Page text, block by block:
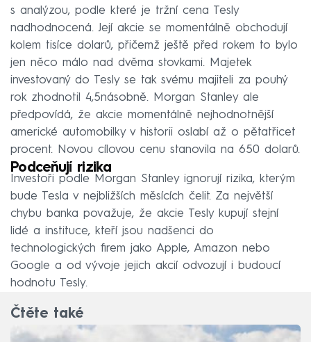
s analýzou, podle které je tržní cena Tesly
nadhodnocená. Její akcie se momentálně obchodují
kolem tisíce dolarů, přičemž ještě před rokem to bylo
jen něco málo nad dvěma stovkami. Majetek
investovaný do Tesly se tak svému majiteli za pouhý
rok zhodnotil 4,5násobně. Morgan Stanley ale
předpovídá, že akcie momentálně nejhodnotnější
americké automobilky v historii oslabí až o pětatřicet
procent. Novou cílovou cenu stanovila na 650 dolarů.
Podceňují rizika
Investoři podle Morgan Stanley ignorují rizika, kterým
bude Tesla v nejbližších měsících čelit. Za největší
chybu banka považuje, že akcie Tesly kupují stejní
lidé a instituce, kteří jsou nadšenci do
technologických firem jako Apple, Amazon nebo
Google a od vývoje jejich akcií odvozují i budoucí
hodnotu Tesly.
Čtěte také